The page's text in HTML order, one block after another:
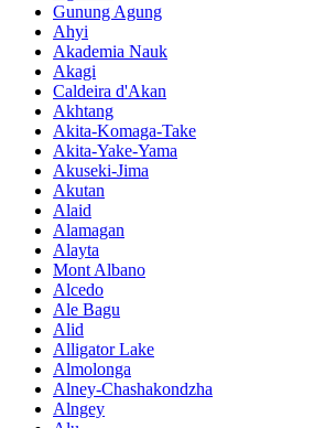
Gunung Agung
Ahyi
Akademia Nauk
Akagi
Caldeira d'Akan
Akhtang
Akita-Komaga-Take
Akita-Yake-Yama
Akuseki-Jima
Akutan
Alaid
Alamagan
Alayta
Mont Albano
Alcedo
Ale Bagu
Alid
Alligator Lake
Almolonga
Alney-Chashakondzha
Alngey